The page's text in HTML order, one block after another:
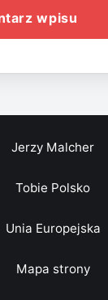
Jerzy Malcher
Tobie Polsko
Unia Europejska
Mapa strony